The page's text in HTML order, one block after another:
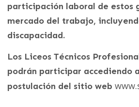
participación laboral de estos
mercado del trabajo,
discapacidad.
Los Liceos Técnicos
podrán participar accediendo
postulación del sitio web